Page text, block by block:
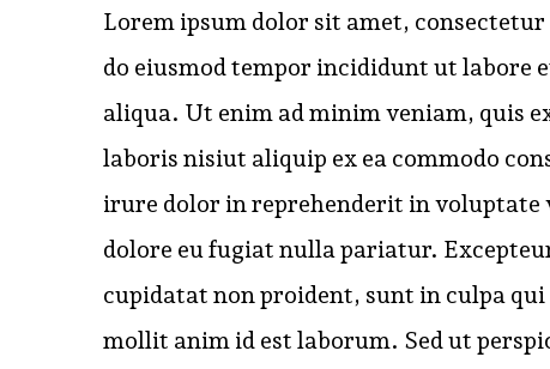
Lorem ipsum dolor sit amet,
do eiusmod tempor incididunt ut labore
aliqua. Ut enim ad minim veniam, quis
laboris nisiut aliquip ex ea commodo
irure dolor in reprehenderit in voluptate
dolore eu fugiat nulla pariatur.
cupidatat non proident, sunt in culpa
mollit anim id est laborum. Sed ut